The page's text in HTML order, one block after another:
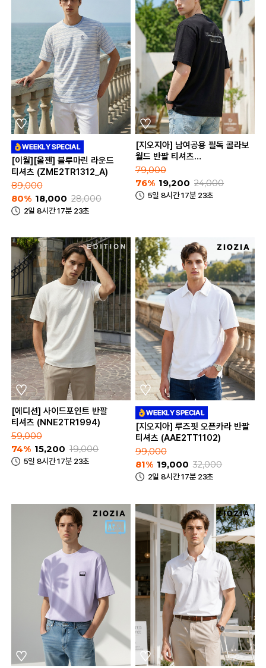
[이월][올젠] 블루마린 라운드
티셔츠 (ZME2TR1312_A)
89,000
80% 18,000 28,000
2일 8시간 17분 23초
[지오지아] 남여공용 필독 콜라보
월드 반팔 티셔츠
(ABE2TR3184)
79,000
76% 19,200 24,000
5일 8시간 17분 23초
[에디션] 사이드포인트 반팔
티셔츠 (NNE2TR1994)
59,000
74% 15,200 19,000
5일 8시간 17분 23초
[지오지아] 루즈핏 오픈카라 반팔
티셔츠 (AAE2TT1102)
99,000
81% 19,000 32,000
2일 8시간 17분 23초